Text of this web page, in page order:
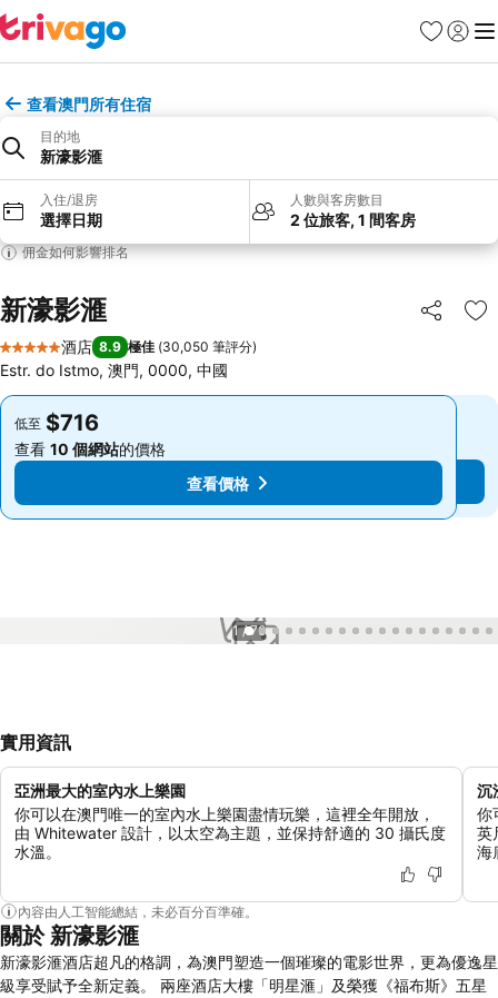
收藏夾
登入 選
查看澳門所有住宿
目的地
新濠影滙
入住/退房
選擇日期
人數與客房數目
2 位旅客, 1 間客房
佣金如何影響排名
新濠影滙 分享
放
5 星級
酒店 8.9 極佳 (30,050 筆評分)
Estr. do Istmo, 澳門, 0000, 中國
低至 $716
查看 10 個網站的價格
查看價格
低至 $716
查看 10 個網站的價格
查看價格
1 / 76
實用資訊
亞洲最大的室內水上樂園
你可以在澳門唯一的室內水上樂園盡情玩樂，這裡全年開放，
由 Whitewater 設計，以太空為主題，並保持舒適的 30 攝氏度
水溫。
沉
你
英
海
內容由人工智能總結，未必百分百準確。
關於 新濠影滙
新濠影滙酒店超凡的格調，為澳門塑造一個璀璨的電影世界，更為優逸星
級享受賦予全新定義。 兩座酒店大樓「明星滙」及榮獲《福布斯》五星